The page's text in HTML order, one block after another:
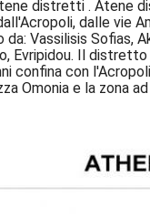
distretti . Atene
dalle vie
da: Vassilisis Sofias,
Evripidou. Il
confina con
Omonia e la zona